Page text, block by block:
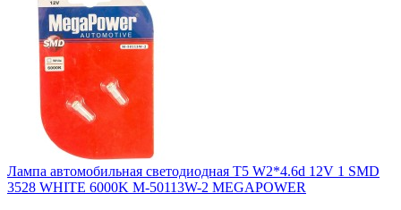
Лампа автомобильная светодиодная T5 W2*4.6d 12V 1 SMD
3528 WHITE 6000K M-50113W-2 MEGAPOWER